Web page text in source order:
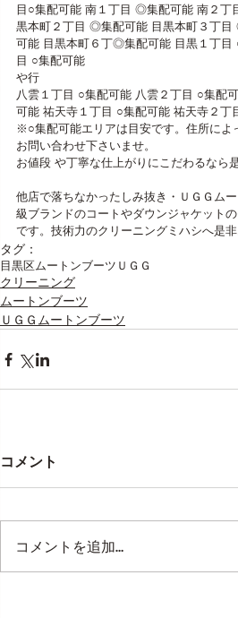
目○集配可能 南１丁目 ◎集配可能 南２
黒本町２丁目 ◎集配可能 目黒本町３丁
可能 目黒本町６丁◎集配可能 目黒１丁目
目 ○集配可能
や行
八雲１丁目 ○集配可能 八雲２丁目 ○集配
可能 祐天寺１丁目 ○集配可能 祐天寺２丁
※○集配可能エリアは目安です。住所によ
お問い合わせ下さいませ。
お値段 や丁寧な仕上がりにこだわるなら
他店で落ちなかったしみ抜き・ＵＧＧム
級ブランドのコートやダウンジャケット
です。技術力のクリーニングミハシへ是非
タグ：
目黒区ムートンブーツ ＵＧＧ
クリーニング
ムートンブーツ
ＵＧＧムートンブーツ
コメント
コメントを追加…